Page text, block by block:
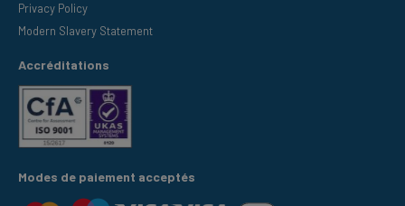
Privacy Policy
Modern Slavery Statement
Accréditations
Modes de paiement acceptés